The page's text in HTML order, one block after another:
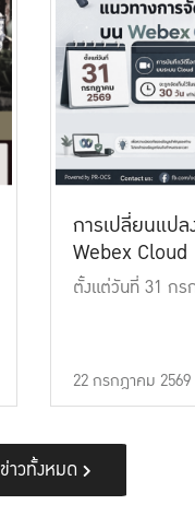
การเปลี่ยนแป
Webex Cloud
ตั้งแต่วันที่ 31 กร
22 กรกฎาคม 2569
ข่าวทั้งหมด